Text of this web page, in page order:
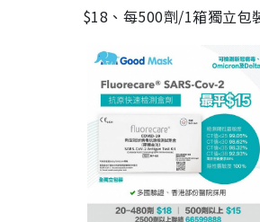
$18、每500劑/1箱獨立包